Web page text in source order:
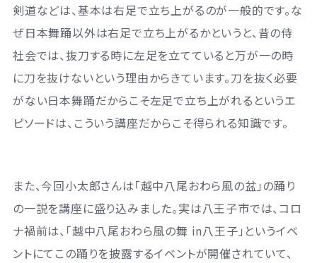
剣道などは、基本は右足で立ち上がるのが一般的です。な
ぜ日本舞踊以外は右足で立ち上がるかというと、昔の侍
社会では、抜刀する時に左足を立てていると万が一の時
に刀を抜けないという理由からきています。刀を抜く必要
がない日本舞踊だからこそ左足で立ち上がれるというエ
ピソードは、こういう講座だからこそ得られる知識です。
また、今回小太郎さんは「越中八尾おわら風の盆」の踊り
の一説を講座に盛り込みました。実は八王子市では、コロ
ナ禍前は、「越中八尾おわら風の舞 in八王子」というイベ
ントにてこの踊りを披露するイベントが開催されていて、